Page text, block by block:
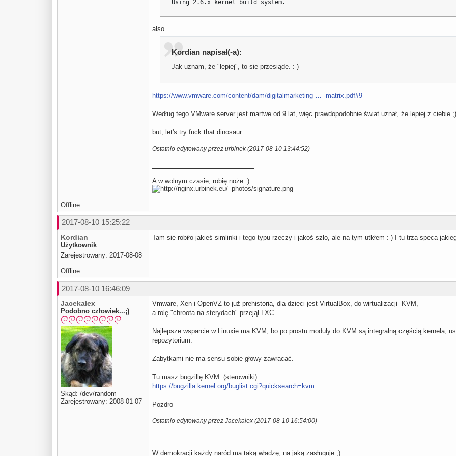
Using 2.6.x kernel build system.
also
Kordian napisał(-a):
Jak uznam, że "lepiej", to się przesiądę. :-)
https://www.vmware.com/content/dam/digitalmarketing … -matrix.pdf#9
Według tego VMware server jest martwe od 9 lat, więc prawdopodobnie świat uznał, że lepiej z ciebie ;)
but, let's try fuck that dinosaur
Ostatnio edytowany przez urbinek (2017-08-10 13:44:52)
A w wolnym czasie, robię noże :)
Offline
2017-08-10 15:25:22
Kordian
Użytkownik
Zarejestrowany: 2017-08-08
Tam się robiło jakieś simlinki i tego typu rzeczy i jakoś szło, ale na tym utkłem :-) I tu trza speca
Offline
2017-08-10 16:46:09
Jacekalex
Podobno człowiek...;)
Skąd: /dev/random
Zarejestrowany: 2008-01-07
Vmware, Xen i OpenVZ to już prehistoria, dla dzieci jest VirtualBox, do wirtualizacji KVM,
a rolę "chroota na sterydach" przejął LXC.
Najlepsze wsparcie w Linuxie ma KVM, bo po prostu moduły do KVM są integralną częścią kernela,
repozytorium.
Zabytkami nie ma sensu sobie głowy zawracać.
Tu masz bugzillę KVM (sterowniki):
https://bugzilla.kernel.org/buglist.cgi?quicksearch=kvm
Pozdro
Ostatnio edytowany przez Jacekalex (2017-08-10 16:54:00)
W demokracji każdy naród ma taką władzę, na jaką zasługuje ;)